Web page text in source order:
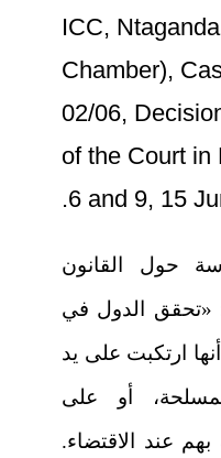
[5] ICC,
Chamber),
02/06,
of the Court in
6 and 9, 15
158 الدراسة حول القانون
«تحقق الدول في
ارتكبت على يد
أو على
بهم عند الاقتضاء.